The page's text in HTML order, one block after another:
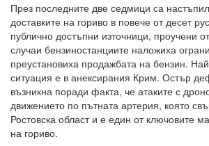
През последните две седмици са
доставките на гориво в повече от десет
публично достъпни източници, проучени
случаи бензиностанциите наложиха
преустановиха продажбата на бензин.
ситуация е в анексирания Крим. Остър
възникна поради факта, че атаките с
движението по пътната артерия, която
Ростовска област и е един от ключовите
на гориво.